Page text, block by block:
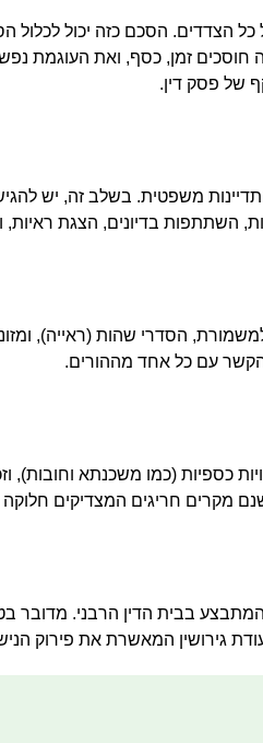
הצדדים. הסכם כזה יכול לכלול
חוסכים זמן, כסף, ואת
של פסק דין.
משפטית. בשלב זה, יש
השתתפות בדיונים, הצגת ראיות,
הסדרי שהות (ראייה),
והקשר עם כל אחד מההורים.
כספיות (כמו משכנתא וחובות),
בבית הדין הרבני. מדובר
גירושין המאשרת את פירוק